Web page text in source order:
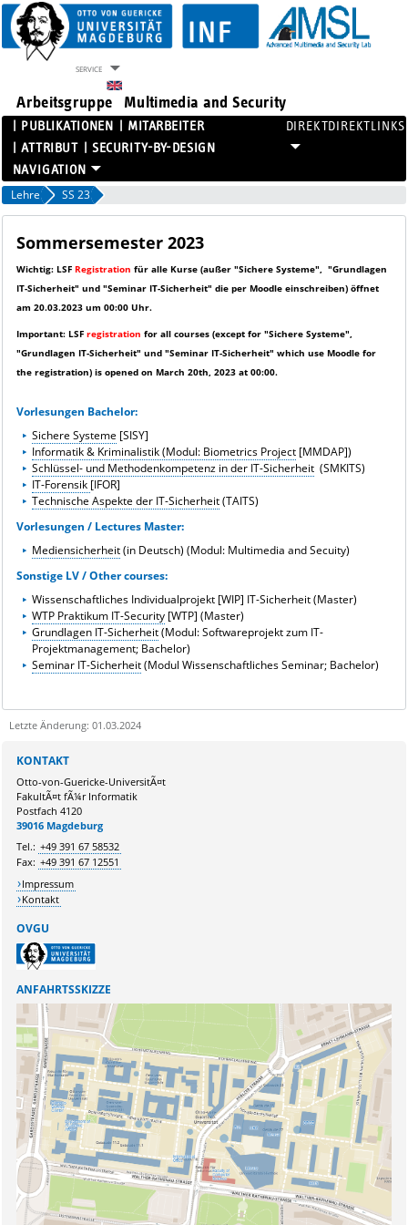
Arbeitsgruppe Multimedia and Security
SERVICE
PUBLIKATIONEN
MITARBEITER
ATTRIBUT
SECURITY-BY-DESIGN
PROJEKTE
PUBLIKATIONEN
MITARBEITER
SECURITY-BY-DESIGN
DIREKTLINKS
Lehre SS 23
Sommersemester 2023
Wichtig: LSF Registration für alle Kurse (außer "Sichere Systeme", "Grundlagen
IT-Sicherheit" und "Seminar IT-Sicherheit" die per Moodle einschreiben) öffnet
am 20.03.2023 um 00:00 Uhr.
Important: LSF registration for all courses (except for "Sichere Systeme",
"Grundlagen IT-Sicherheit" und "Seminar IT-Sicherheit" which use Moodle for
the registration) is opened on March 20th, 2023 at 00:00.
Vorlesungen Bachelor:
Sichere Systeme [SISY]
Informatik & Kriminalistik (Modul: Biometrics Project [MMDAP])
Schlüssel- und Methodenkompetenz in der IT-Sicherheit (SMKITS)
IT-Forensik [IFOR]
Technische Aspekte der IT-Sicherheit(TAITS)
Vorlesungen / Lectures Master:
Mediensicherheit(in Deutsch) (Modul: Multimedia and Secuity)
Sonstige LV / Other courses:
Wissenschaftliches Individualprojekt [WIP] IT-Sicherheit (Master)
WTP Praktikum IT-Security [WTP] (Master)
Grundlagen IT-Sicherheit(Modul:Softwareprojekt zum IT-
Projektmanagement; Bachelor)
Seminar IT-Sicherheit(Modul Wissenschaftliches Seminar; Bachelor)
Letzte Änderung: 01.03.2024
Ihre E-Mailadresse:
Ihr Anliegen:
Sicherheitsabfrage:
Lösung:
OVGU
KONTAKT
Otto-von-Guericke-UniversitÃ¤t
FakultÃ¤t fÃ¼r Informatik
Postfach 4120
39016 Magdeburg
Tel.: +49 391 67 58532
Fax: +49 391 67 12551
Impressum
Kontakt
ANFAHRTSSKIZZE